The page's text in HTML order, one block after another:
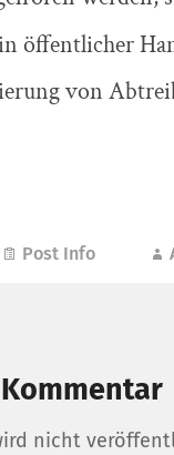
öffentlicher
von
Post Info
nicht